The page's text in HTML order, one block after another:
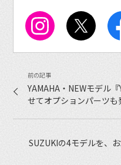
YAMAHA・NEWモデル
せてオプションパーツも
SUZUKIの4モデルを、